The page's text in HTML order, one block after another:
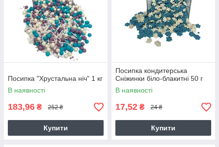
Посипка "Хрустальна ніч" 1 кг
В наявності
183,96 ₴ 252 ₴
Купити
Посипка кондитерська
Сніжинки біло-блакитні 50 г
В наявності
17,52 ₴ 24 ₴
Купити